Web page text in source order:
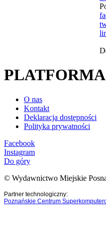
O nas
Kontakt
Deklaracja dostępności
Polityka prywatności
Facebook
Instagram
Do góry
© Wydawnictwo Miejskie
Partner technologiczny:
Poznańskie Centrum